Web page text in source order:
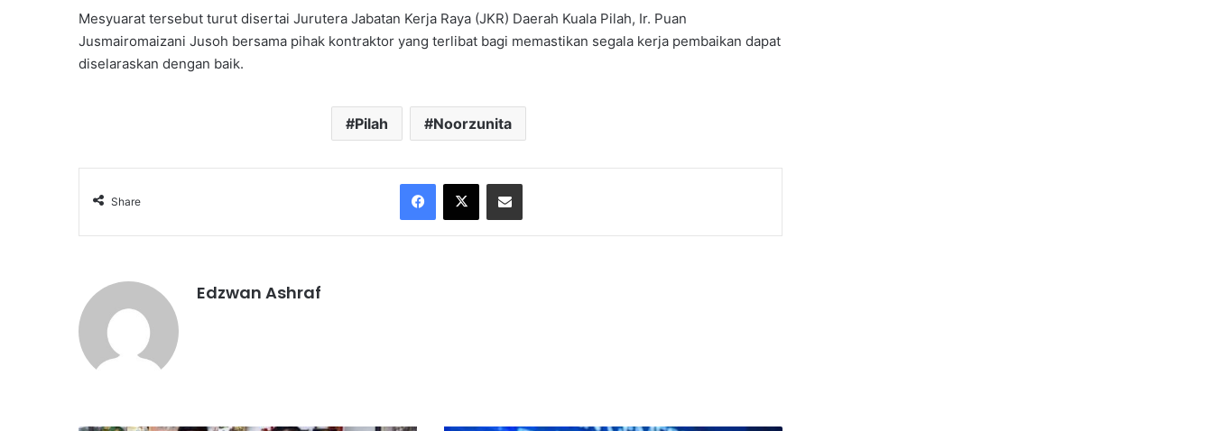
Mesyuarat tersebut turut disertai Jurutera Jabatan Kerja Raya (JKR) Daerah Kuala Pilah, Ir. Puan
Jusmairomaizani Jusoh bersama pihak kontraktor yang terlibat bagi memastikan segala kerja pembaikan dapat
diselaraskan dengan baik.
Pilah Noorzunita
Share
Edzwan Ashraf